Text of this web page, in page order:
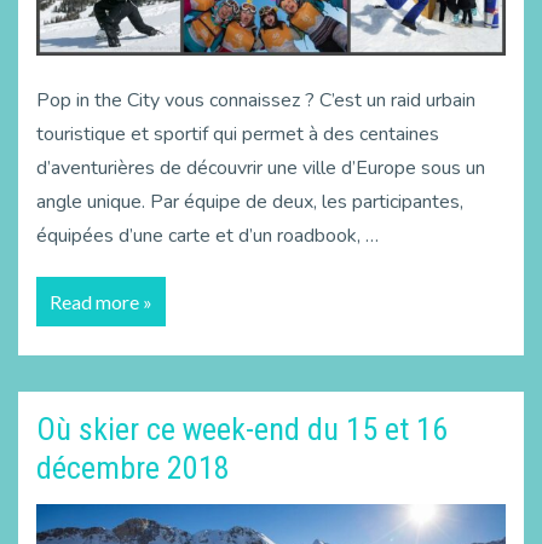
Pop in the City vous connaissez ? C’est un raid urbain
touristique et sportif qui permet à des centaines
d’aventurières de découvrir une ville d’Europe sous un
angle unique. Par équipe de deux, les participantes,
équipées d’une carte et d’un roadbook, …
Read more »
Où skier ce week-end du 15 et 16
décembre 2018